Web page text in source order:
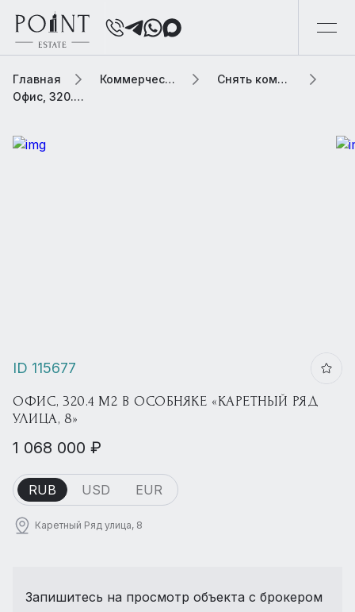
Главная Коммерческая элитная недвижимость
Снять коммерческую недвижимость
Офис, 320.4 м2 В особняке «Каретный Ряд улица, 8»
ID 115677
ОФИС, 320.4 М2 В ОСОБНЯКЕ «КАРЕТНЫЙ РЯД
УЛИЦА, 8»
1 068 000 ₽
RUB USD EUR
Каретный Ряд улица, 8
Запишитесь на просмотр объекта с брокером